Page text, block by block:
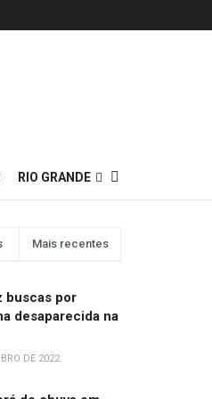
RIO GRANDE
Mais recentes
buscas por
desaparecida na
DE 2022